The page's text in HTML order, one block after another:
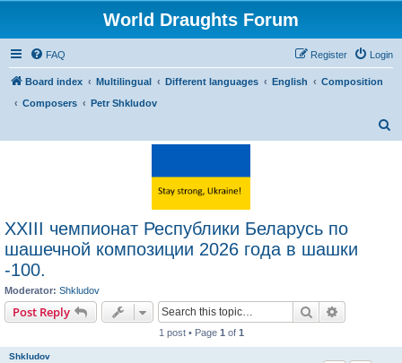
World Draughts Forum
FAQ Login
Register
Board index Multilingual Different languages English
Composition
Composers
Petr Shkludov
XXIII чемпионат Республики Беларусь по
шашечной композиции 2026 года в шашки
-100.
Moderator: Shkludov
Post Reply Search
1 post • Page 1of 1
Shkludov